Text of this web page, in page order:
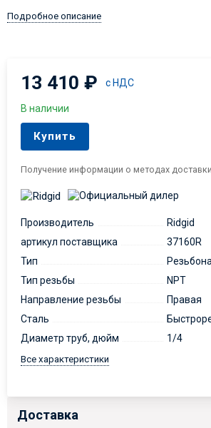
Подробное описание
13 410₽ с НДС
В наличии
Купить
Получение информации о методах доставки
Производитель
Ridgid
артикул поставщика
37160R
Тип
Тип резьбы
NPT
Направление резьбы
Правая
Сталь
Диаметр труб, дюйм
1/4
Все характеристики
Доставка